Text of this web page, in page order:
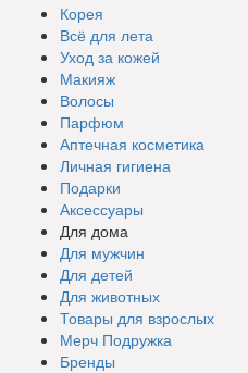
Корея
Всё для лета
Уход за кожей
Макияж
Волосы
Парфюм
Аптечная косметика
Личная гигиена
Подарки
Аксессуары
Для дома
Для мужчин
Для детей
Для животных
Товары для взрослых
Мерч Подружка
Бренды